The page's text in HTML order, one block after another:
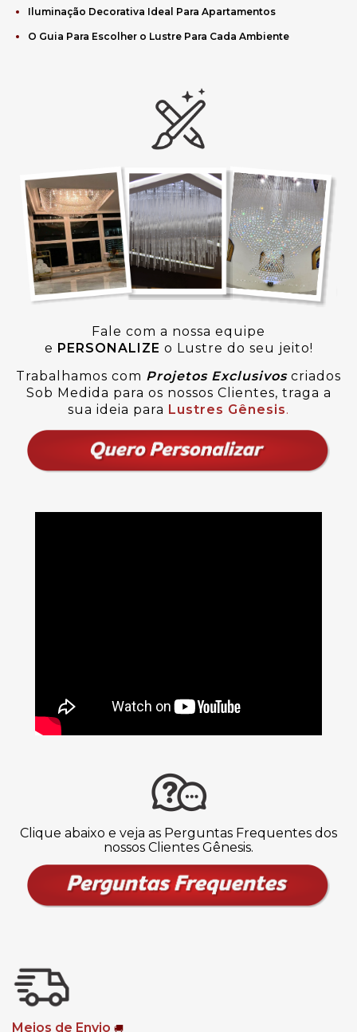
Iluminação Decorativa Ideal Para Apartamentos
O Guia Para Escolher o Lustre Para Cada Ambiente
Fale com a nossa equipe
e PERSONALIZE o Lustre do seu jeito!
Trabalhamos com Projetos Exclusivoscriados
Sob Medida para os nossos Clientes, traga a
sua ideia para Lustres Gênesis.
Clique abaixo e veja as Perguntas Frequentes dos
nossos Clientes Gênesis.
Meios de Envio 🚚